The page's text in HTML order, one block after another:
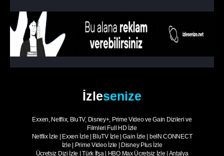
İzlesenize
Exxen, Netflix, BluTV, Disney+, Prime Video ve Gain Dizileri ve
Filmleri Full HD İzle
Netflix İzle
Exxen İzle BluTV İzle |Gain İzle
beIN CONNECT
İzle
Prime Video İzle
Disney Plus İzle
Ücretsiz Dizi İzle |Türk İfşa| HBO Max Ücretsiz İzle Antalya